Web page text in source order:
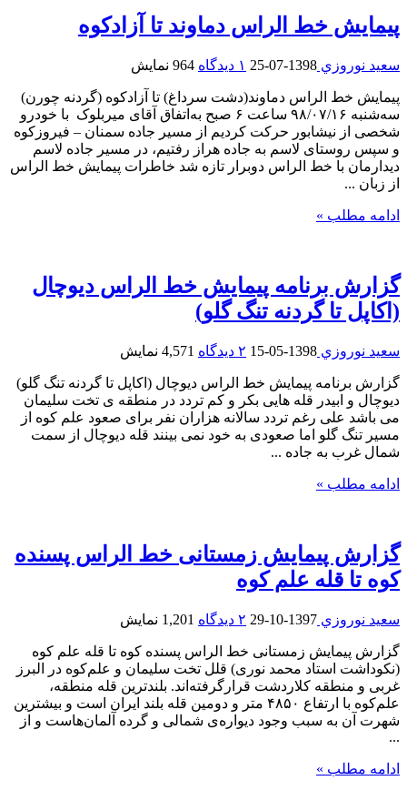
پیمایش خط‌‌ ‌الراس دماوند تا آزادکوه
سعيد نوروزي 1398-07-25 ۱ دیدگاه 964 نمایش
پیمایش خط‌‌ ‌الراس دماوند(دشت سرداغ) تا آزادکوه (گردنه چورن)
سه‌شنبه ۹۸/۰۷/۱۶ ساعت ۶ صبح به‌اتفاق آقای میربلوک با خودرو
شخصی از نیشابور حرکت کردیم از مسیر جاده سمنان – فیروزکوه
و سپس روستای لاسم به جاده هراز رفتیم، در مسیر جاده لاسم
دیدارمان با خط الراس دوبرار تازه شد خاطرات پیمایش خط الراس
از زبان ...
ادامه مطلب »
گزارش برنامه پیمایش خط الراس دیوچال
(اکاپل تا گردنه تنگ گلو)
سعيد نوروزي 1398-05-15 ۲ دیدگاه 4,571 نمایش
گزارش برنامه پیمایش خط الراس دیوچال (اکاپل تا گردنه تنگ گلو)
دیوچال و ابیدر قله هایی بکر و کم تردد در منطقه ی تخت سلیمان
می باشد علی رغم تردد سالانه هزاران نفر برای صعود علم کوه از
مسیر تنگ گلو اما صعودی به خود نمی بینند قله دیوچال از سمت
شمال غرب به جاده ...
ادامه مطلب »
گزارش پیمایش زمستانی خط الراس پسنده
کوه تا قله علم کوه
سعيد نوروزي 1397-10-29 ۲ دیدگاه 1,201 نمایش
گزارش پیمایش زمستانی خط الراس پسنده کوه تا قله علم کوه
(نکوداشت استاد محمد نوری) قلل تخت سلیمان و علم‌کوه در البرز
غربی و منطقه کلاردشت قرارگرفته‌اند. بلندترین قله منطقه،
علم‌کوه با ارتفاع ۴۸۵۰ متر و دومین قله بلند ایران است و بیشترین
شهرت آن به سبب وجود دیواره‌ی شمالی و گرده آلمان‌هاست و از
...
ادامه مطلب »